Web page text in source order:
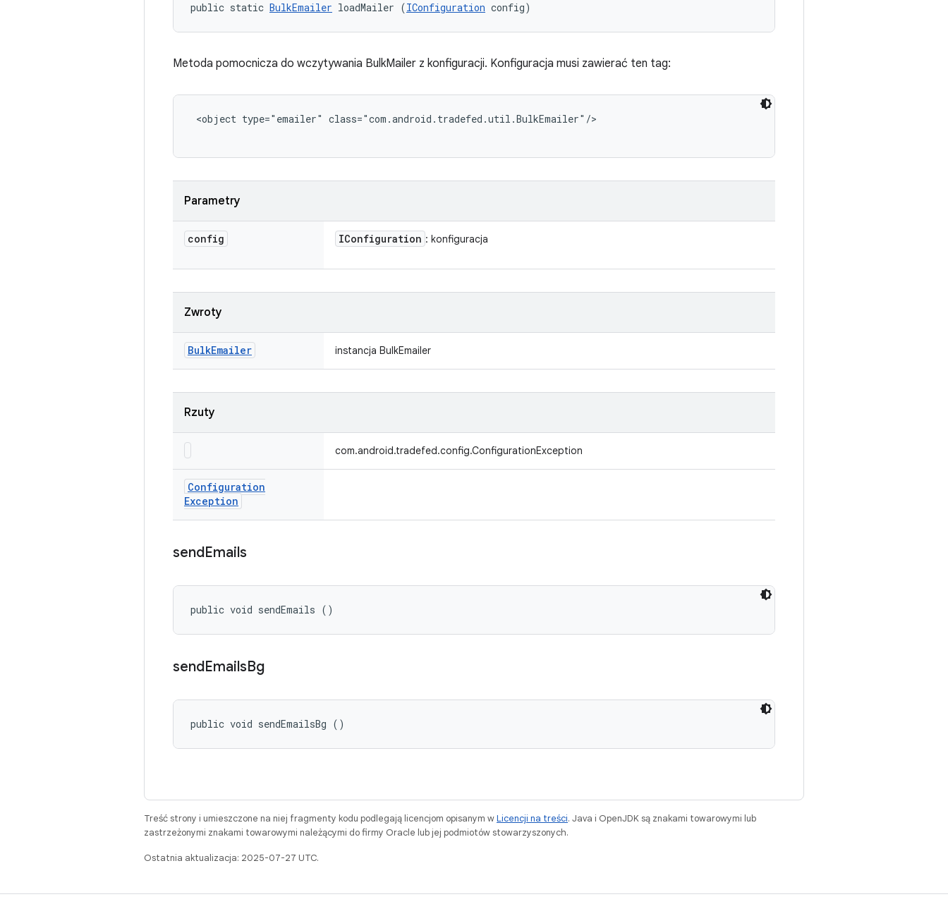
public static BulkEmailer loadMailer (IConfiguration config)
Metoda pomocnicza do wczytywania BulkMailer z konfiguracji. Konfiguracja musi zawierać ten tag:
<object type="emailer" class="com.android.tradefed.util.BulkEmailer"/>
Parametry
config IConfiguration : konfiguracja
Zwroty
BulkEmailer instancja BulkEmailer
Rzuty
com.android.tradefed.config.ConfigurationException
Configuration
Exception
sendEmails
public void sendEmails ()
sendEmailsBg
public void sendEmailsBg ()
Treść strony i umieszczone na niej fragmenty kodu podlegają licencjom opisanym wLicencji na treści. Java i OpenJDK są znakami towarowymi lub
zastrzeżonymi znakami towarowymi należącymi do firmy Oracle lub jej podmiotów stowarzyszonych.
Ostatnia aktualizacja: 2025-07-27 UTC.